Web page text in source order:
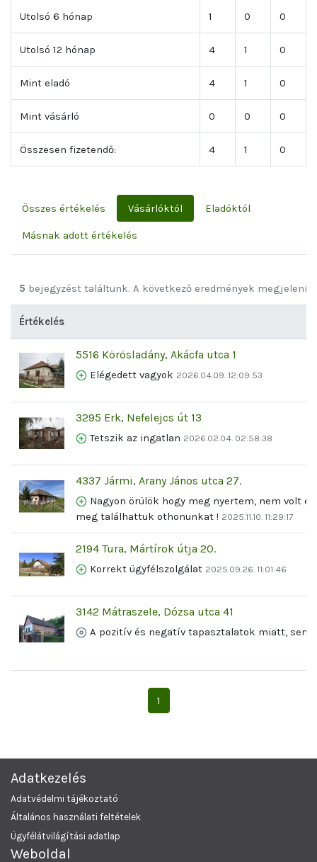
Utolsó 6 hónap 1 0 0
Utolsó 12 hónap 4 1 0
Mint eladó 4 1 0
Mint vásárló 0 0 0
Összesen fizetendő: 4 1 0
Összes értékelés Vásárlóktól Eladóktól
Másnak adott értékelés
5 bejegyzést találtunk. A következő eredmények
Értékelés
5516 Körösladány, Akácfa utca 1
Elégedett vagyok 2026.04.09. 12:09:53
3295 Erk, Nefelejcs út 13
Tetszik az ingatlan 2026.02.04. 02:58:38
4337 Jármi, Arany János utca 27.
Nagyon örülök hogy meg nyertem, nem volt
meg találhattuk othonunkat ! 2025.11.10. 11:29:17
2194 Tura, Mártírok útja 20.
Korrekt ügyfélszolgálat 2025.09.26. 11:01:46
3142 Mátraszele, Dózsa utca 41
A pozitív és negatív tapasztalatok miatt,
1
Adatkezelés
Adatvédelmi tájékoztató
Általános használati feltételek
Ügyfélátvilágítási adatlap
Weboldal